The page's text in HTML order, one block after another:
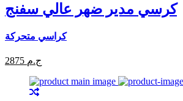
كرسي مدير ضهر عالي سفنج
كراسي متحركة
2875 ج.م